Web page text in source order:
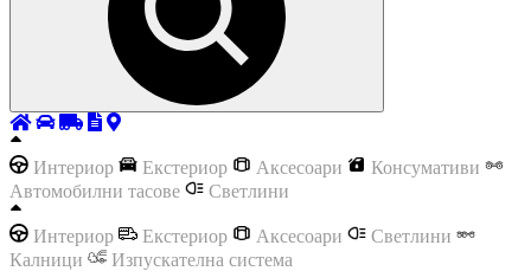
Интериор Екстериор Аксесоари
Консумативи
Автомобилни тасове
Светлини
Интериор Екстериор Аксесоари
Светлини
Калници
Изпускателна система